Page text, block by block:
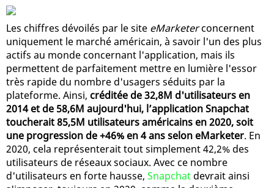
Les chiffres dévoilés par le site eMarketerconcernent
uniquement le marché américain, à savoir l'un des plus
actifs au monde concernant l'application, mais ils
permettent de parfaitement mettre en lumière l'essor
très rapide du nombre d'usagers séduits par la
plateforme. Ainsi, créditée de 32,8M d'utilisateurs en
2014 et de 58,6M aujourd'hui, l’application Snapchat
toucherait 85,5M utilisateurs américains en 2020, soit
une progression de +46% en 4 ans selon eMarketer. En
2020, cela représenterait tout simplement 42,2% des
utilisateurs de réseaux sociaux. Avec ce nombre
d'utilisateurs en forte hausse, Snapchat devrait ainsi